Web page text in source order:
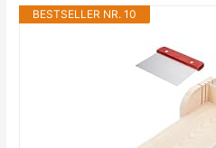
BESTSELLER NR. 10